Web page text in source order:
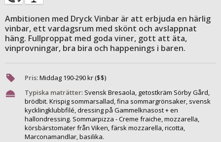
Ambitionen med Dryck Vinbar är att erbjuda en härlig
vinbar, ett vardagsrum med skönt och avslappnat
häng. Fullproppat med goda viner, gott att äta,
vinprovningar, bra bira och happenings i baren.
Pris: Middag 190-290kr ($$)
Typiska maträtter: Svensk Bresaola, getostkräm Sörby Gård,
brödbit. Krispig sommarsallad, fina sommargrönsaker, svensk
kycklingklubbfilé, dressing på Gammelknasost + en
hallondressing. Sommarpizza - Creme fraiche, mozzarella,
körsbärstomater från Viken, färsk mozzarella, ricotta,
Marconamandlar, basilika.